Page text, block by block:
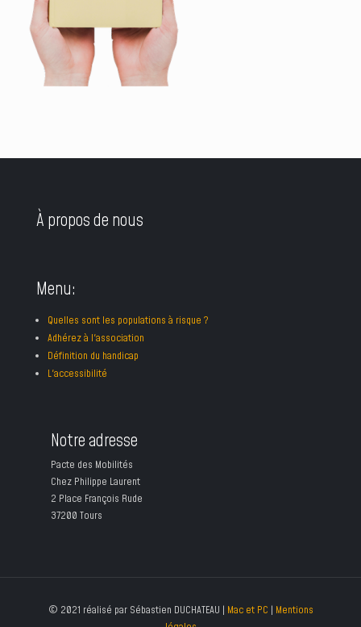
À propos de nous
Menu:
Quelles sont les populations à risque ?
Adhérez à l'association
Définition du handicap
L'accessibilité
Notre adresse
Pacte des Mobilités
Chez Philippe Laurent
2 Place François Rude
37200 Tours
© 2021 réalisé par Sébastien DUCHATEAU | Mac et PC | Mentions